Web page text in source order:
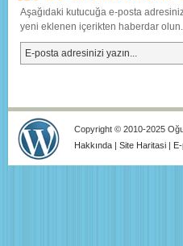
Aşağıdaki kutucuğa e-posta
yeni eklenen içerikten haberdar
Copyright © 2010-2025
Hakkında | Site Haritasi |